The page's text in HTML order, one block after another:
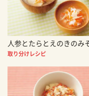
人参とたらとえのきのみ
取り分けレシピ